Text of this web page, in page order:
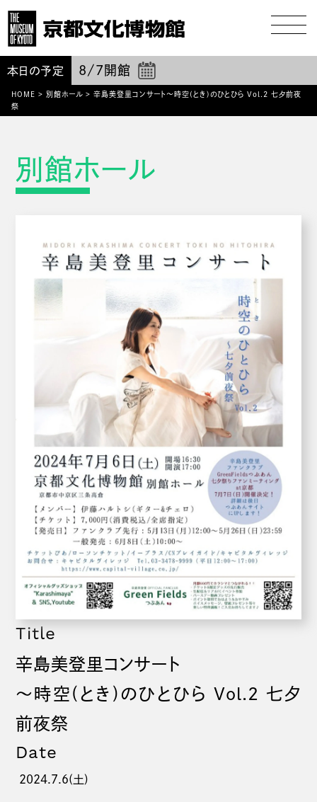
本日の予定 8/7 開館
HOME > 別館ホール> 辛島美登里コンサート～時空(とき)のひとひら Vol.2 七夕前夜
祭
Title
辛島美登里コンサート
～時空(とき)のひとひら Vol.2 七夕
前夜祭
Date
2024.7.6(土)